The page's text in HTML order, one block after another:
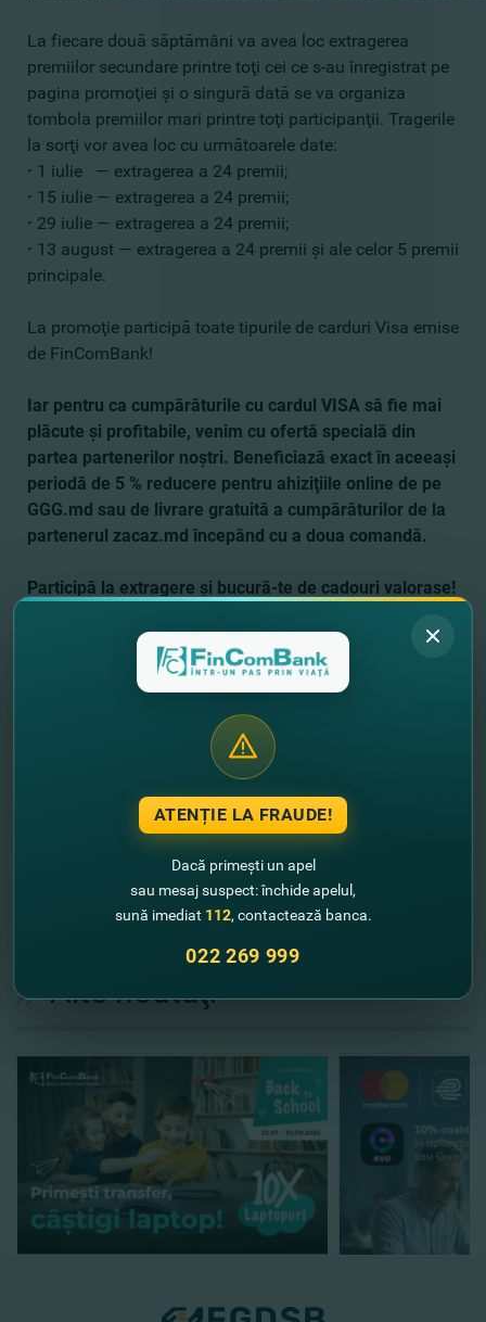
La fiecare două săptămâni va avea loc extragerea
premiilor secundare printre toţi cei ce s-au înregistrat pe
pagina promoţiei şi o singură dată se va organiza
tombola premiilor mari printre toţi participanţii. Tragerile
la sorţi vor avea loc cu următoarele date:
· 1 iulie — extragerea a 24 premii;
· 15 iulie — extragerea a 24 premii;
· 29 iulie — extragerea a 24 premii;
· 13 august — extragerea a 24 premii şi ale celor 5 premii
principale.­
La promoţie participă toate tipurile de carduri Visa emise
de FinComBank!
Iar pentru ca cumpărăturile cu cardul VISA să fie mai
plăcute şi profitabile, venim cu ofertă specială din
partea partenerilor noştri. Beneficiază exact în aceeaşi
periodă de 5 % reducere pentru ahiziţiile online de pe
GGG.md sau de livrare gratuită a cumpărăturilor de la
partenerul zacaz.md începând cu a doua comandă.
Participă la extragere şi bucură-te de cadouri valorase!
Află detaliile promoţiei în Regulamentul oficial .
Încă nu ai un card VISA de la FinComBank? Atunci, poţi
deschide cardul VISA CLASSIC gratuit online
Vreai să afli despre toate ofertele
speciale VISA? DETALII
Câştigă împreună cu FinComBank!
// Alte noutăţi
ATENȚIE LA FRAUDE!
Dacă primești un apel
sau mesaj suspect: închide apelul,
sună imediat 112, contactează banca.
022 269 999